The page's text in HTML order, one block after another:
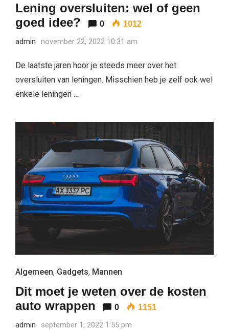
Lening oversluiten: wel of geen
goed idee?
0 1012
admin november 22, 2022 10:31 am
De laatste jaren hoor je steeds meer over het
oversluiten van leningen. Misschien heb je zelf ook wel
enkele leningen …
Algemeen, Gadgets, Mannen
Dit moet je weten over de kosten
auto wrappen
0 1151
admin september 1, 2022 1:55 pm